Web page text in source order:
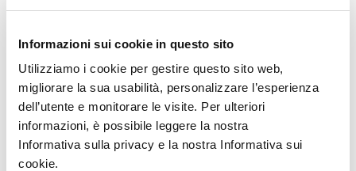
Informazioni sui cookie in questo sito
Utilizziamo i cookie per gestire questo sito web,
migliorare la sua usabilità, personalizzare l’esperienza
dell’utente e monitorare le visite. Per ulteriori
informazioni, è possibile leggere la nostra
Informativa sulla privacy e la nostra Informativa sui
cookie.